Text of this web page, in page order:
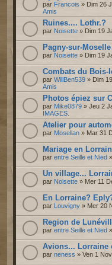
par Francois » Dim 26
Amis
Ruines.... Lothr.?
par Noisette » Dim 19
Pagny-sur-Moselle
par Noisette » Dim 19
Combats du Bois-
par WillBen539 » Dim
Amis
Photos épiez sur
par Mike0879 » Jeu 2
IMAGES.
Atelier pour
par Mosellan » Mar 31
Mariage en
par entre Seille et Nied
Un village...
par Noisette » Mer 11
En Lorraine?
par Louvigny » Mer 20
Region de
par entre Seille et Nied
Avions... Lorraine
par neness » Ven 1